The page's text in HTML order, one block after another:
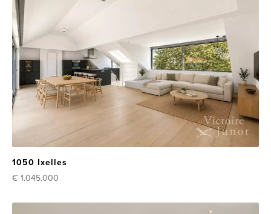
1050 Ixelles
€ 1.045.000